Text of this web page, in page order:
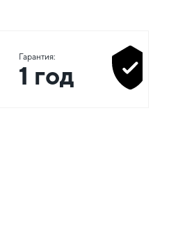
Гарантия:
1 год